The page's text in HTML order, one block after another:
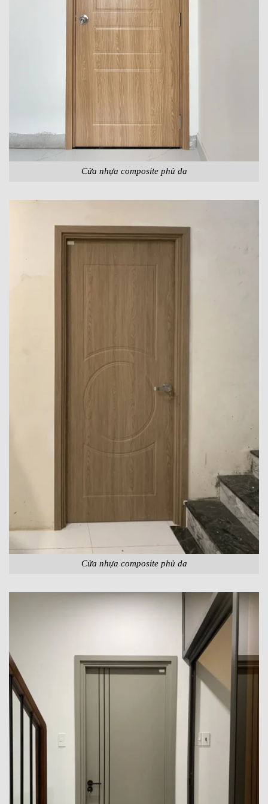
Cửa nhựa composite phủ da
Cửa nhựa composite phủ da